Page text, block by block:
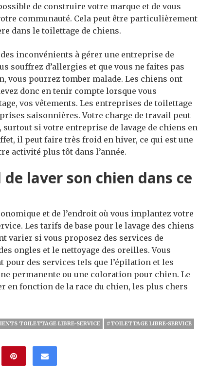
de construire votre marque et de vous
communauté. Cela peut être particulièrement
dans le toilettage de chiens.
inconvénients à gérer une entreprise de
souffrez d’allergies et que vous ne faites pas
vous pourrez tomber malade. Les chiens ont
donc en tenir compte lorsque vous
vos vêtements. Les entreprises de toilettage
saisonnières. Votre charge de travail peut
si votre entreprise de lavage de chiens en
il peut faire très froid en hiver, ce qui est une
activité plus tôt dans l’année.
laver son chien dans ce
et de l’endroit où vous implantez votre
Les tarifs de base pour le lavage des chiens
varier si vous proposez des services de
ongles et le nettoyage des oreilles. Vous
des services tels que l’épilation et les
permanente ou une coloration pour chien. Le
en fonction de la race du chien, les plus chers
TOILETTAGE LIBRE-SERVICE #TOILETTAGE LIBRE-SERVICE